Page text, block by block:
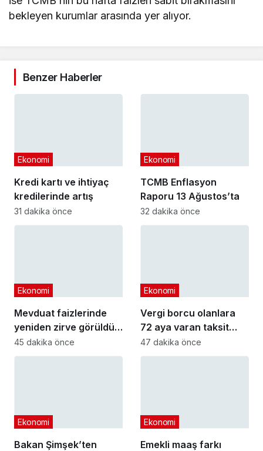
bekleyen kurumlar arasında yer alıyor.
Benzer Haberler
Kredi kartı ve ihtiyaç
kredilerinde artış
Ekonomi
31 dakika önce
TCMB Enflasyon
Raporu 13 Ağustos’ta
Ekonomi
32 dakika önce
Mevduat faizlerinde
yeniden zirve görüldü :
3 milyon liranın aylık
getirisi ne kadar oldu?
Ekonomi
45 dakika önce
Vergi borcu olanlara
72 aya varan taksit
fırsatı
Ekonomi
47 dakika önce
Bakan Şimşek’ten
Ekonomi
Emekli maaş farkı
Ekonomi